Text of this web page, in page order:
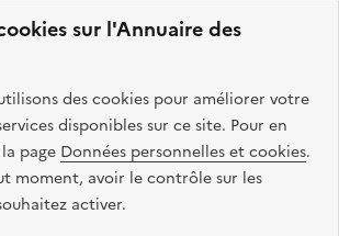
sur l'Annuaire des
des cookies pour améliorer votre
disponibles sur ce site. Pour en
page Données personnelles et cookies.
moment, avoir le contrôle sur les
activer.
. Le code source de ce site web
libre. Le design de ce site est conçu
design de l’État.
info.gouv.fr
data.gouv.fr